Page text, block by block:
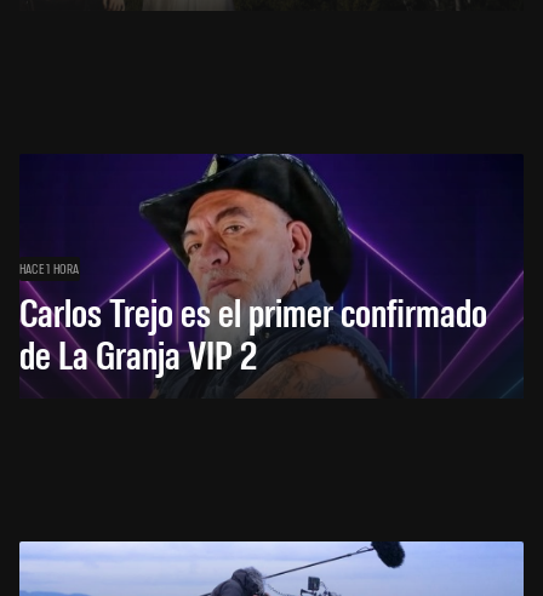
HACE 1 HORA
Carlos Trejo es el primer confirmado
de La Granja VIP 2